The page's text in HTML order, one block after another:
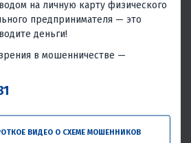
1 905 500 ₽
на личную карту физического
предпринимателя — это
деньги!
в мошенничестве —
ВИДЕО О СХЕМЕ МОШЕННИКОВ